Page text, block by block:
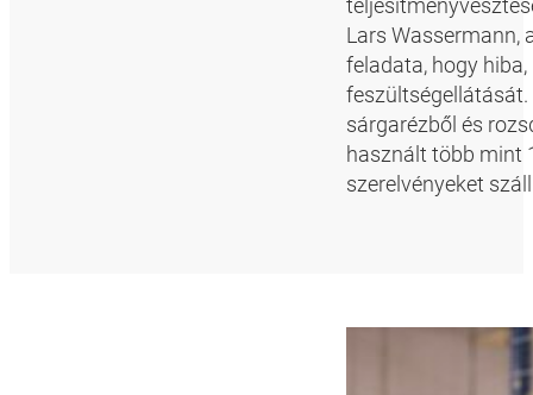
Lars Wassermann,
feladata, hogy
feszültségellátását.
sárgarézből és
használt több mint
szerelvényeket